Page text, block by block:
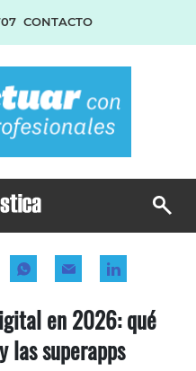
CONTACTO
en 2026: qué
las superapps